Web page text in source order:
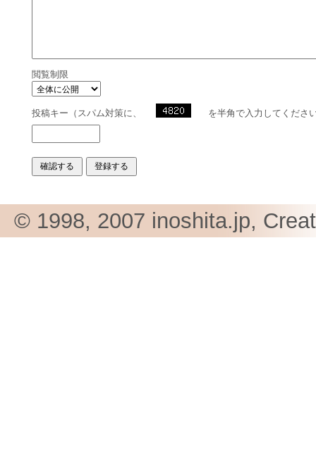
閲覧制限
投稿キー（スパム対策に、 を半角で入力してくださ
© 1998, 2007 inoshita.jp,